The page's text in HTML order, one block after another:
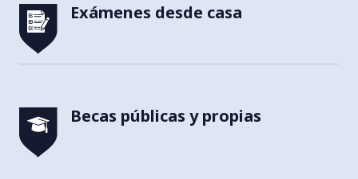
Exámenes desde casa
Becas públicas y propias